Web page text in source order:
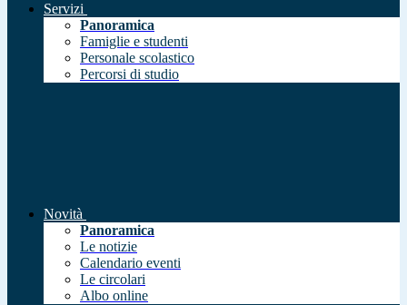
Servizi
Panoramica
Famiglie e studenti
Personale scolastico
Percorsi di studio
Novità
Panoramica
Le notizie
Calendario eventi
Le circolari
Albo online